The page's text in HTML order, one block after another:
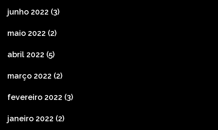
junho 2022 (3)
maio 2022 (2)
abril 2022 (5)
março 2022 (2)
fevereiro 2022 (3)
janeiro 2022 (2)